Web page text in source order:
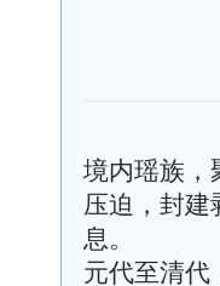
境内瑶族，
压迫，封建
息。
元代至清代